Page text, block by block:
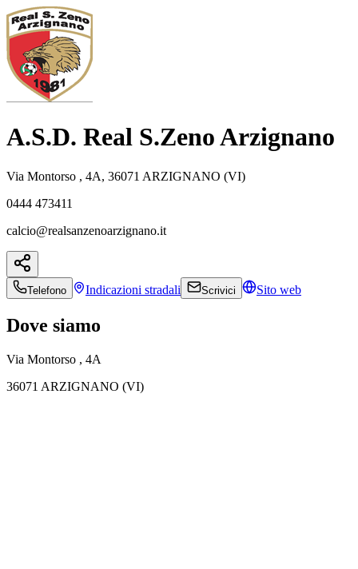
A.S.D. Real S.Zeno Arzignano
Via Montorso , 4A, 36071 ARZIGNANO (VI)
0444 473411
calcio@realsanzenoarzignano.it
Telefono Indicazioni stradali Scrivici Sito web
Dove siamo
Via Montorso , 4A
36071 ARZIGNANO (VI)